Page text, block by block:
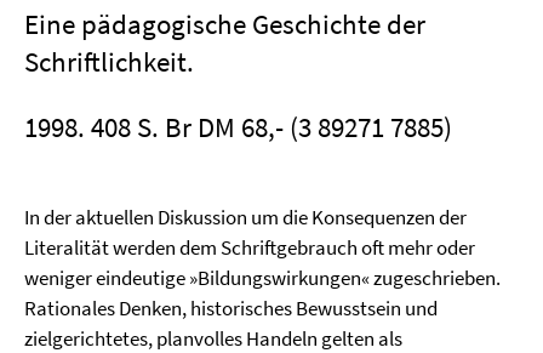
Eine pädagogische Geschichte der
Schriftlichkeit.
1998. 408 S. Br DM 68,- (3 89271 7885)
In der aktuellen Diskussion um die Konsequenzen der
Literalität werden dem Schriftgebrauch oft mehr oder
weniger eindeutige »Bildungswirkungen« zugeschrieben.
Rationales Denken, historisches Bewusstsein und
zielgerichtetes, planvolles Handeln gelten als